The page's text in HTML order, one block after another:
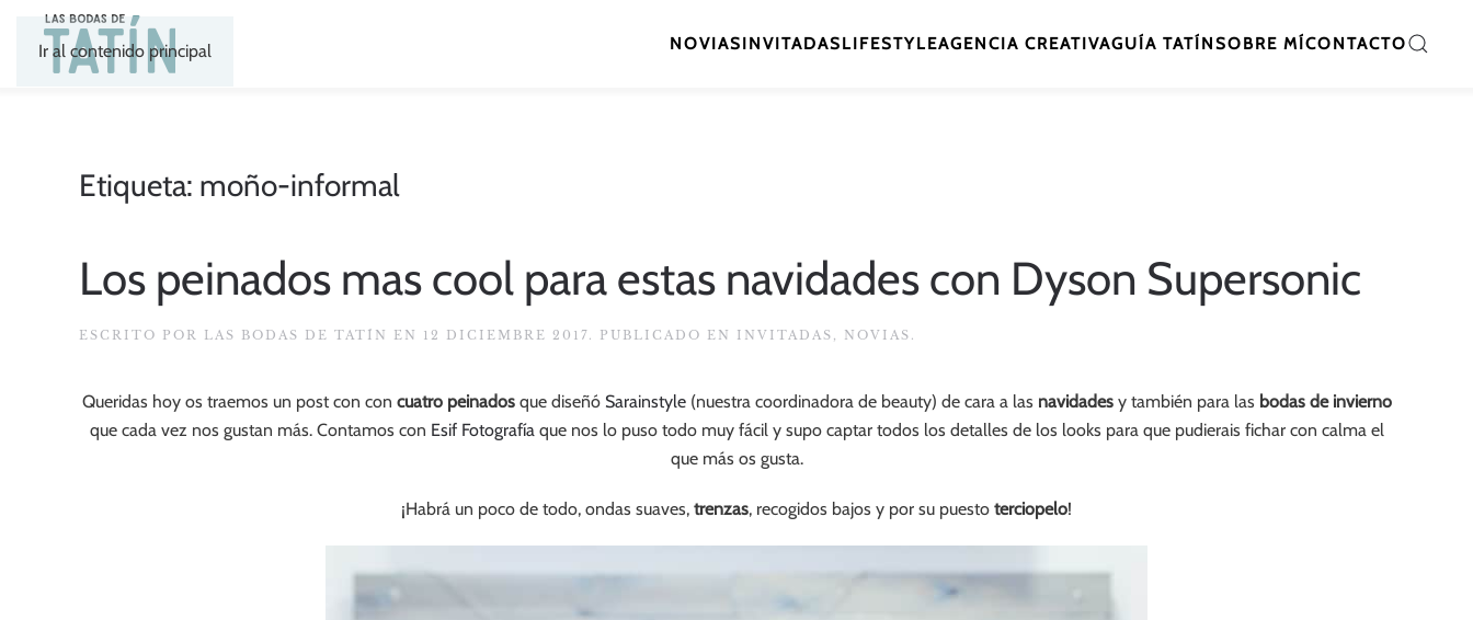
Ir al contenido principal NOVIASINVITADASLIFESTYLEAGENCIA CREATIVAGUÍA TATÍNSOBRE MÍCONTACTO
Etiqueta: moño-informal
Los peinados mas cool para estas navidades con Dyson Supersonic
ESCRITO POR LAS BODAS DE TATÍN EN 12 DICIEMBRE 2017. PUBLICADO EN INVITADAS , NOVIAS .
Queridas hoy os traemos un post con con cuatro peinadosque diseñó Sarainstyle(nuestra coordinadora de beauty) de cara a las navidadesy también para las bodas de invierno
que cada vez nos gustan más. Contamos con Esif Fotografía que nos lo puso todo muy fácil y supo captar todos los detalles de los looks para que pudierais fichar con calma el
que más os gusta.
¡Habrá un poco de todo, ondas suaves, trenzas, recogidos bajos y por su puesto terciopelo!